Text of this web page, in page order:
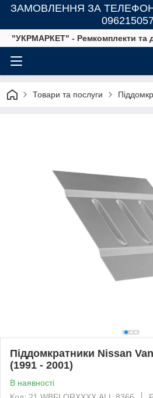
ЗАМОВЛЕННЯ ЗА
"УКРМАРКЕТ" - Ремкомплекти та
Товари та послуги
Піддомкратники Nissan
(1991 - 2001)
В наявності